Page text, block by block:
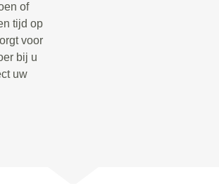
of
tijd op
voor
bij u
uw